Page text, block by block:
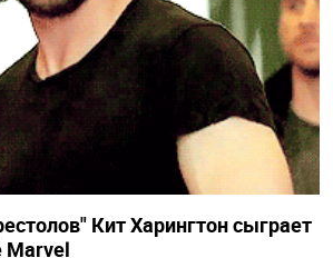
Кит Харингтон сыграет
Marvel